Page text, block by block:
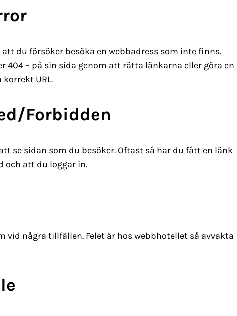
du försöker besöka en webbadress som inte finns.
– på sin sida genom att rätta länkarna eller göra en
URL.
Forbidden
se sidan som du besöker. Oftast så har du fått en länk
och att du loggar in.
vid några tillfällen. Felet är hos webbhotellet så avvakta